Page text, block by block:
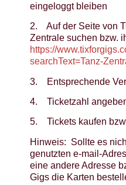
eingeloggt bleiben
2. Auf der Seite von
Zentrale suchen bzw.
https://
searchText=Tanz-
3. Entsprechende
4. Ticketzahl
5. Tickets kaufen
Hinweis: Sollte es
genutzten e-mail-
eine andere Adresse
Gigs die Karten